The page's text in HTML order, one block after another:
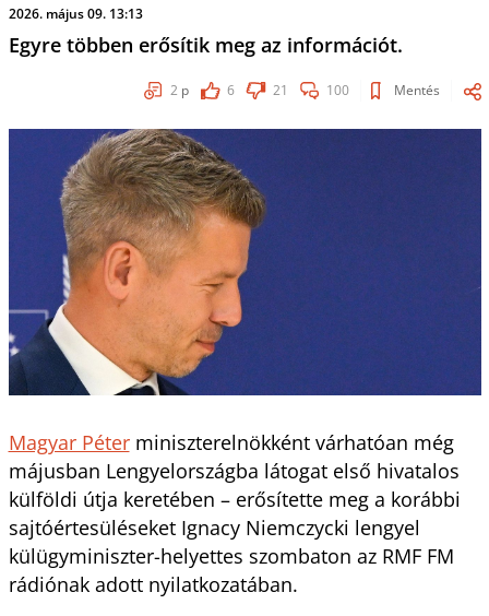
2026. május 09. 13:13
Egyre többen erősítik meg az információt.
2 p 6 21 100 Mentés
Magyar Péterminiszterelnökként várhatóan még
májusban Lengyelországba látogat első hivatalos
külföldi útja keretében – erősítette meg a korábbi
sajtóértesüléseket Ignacy Niemczycki lengyel
külügyminiszter-helyettes szombaton az RMF FM
rádiónak adott nyilatkozatában.